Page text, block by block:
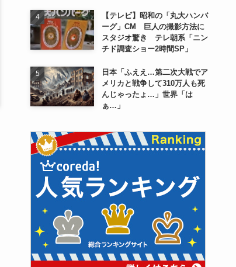
【テレビ】昭和の「丸大ハンバ
ーグ」CM 巨人の撮影方法に
スタジオ驚き テレ朝系「ニン
チド調査ショー2時間SP」
日本「ふええ…第二次大戦でア
メリカと戦争して310万人も死
んじゃったょ…」世界「は
ぁ…」